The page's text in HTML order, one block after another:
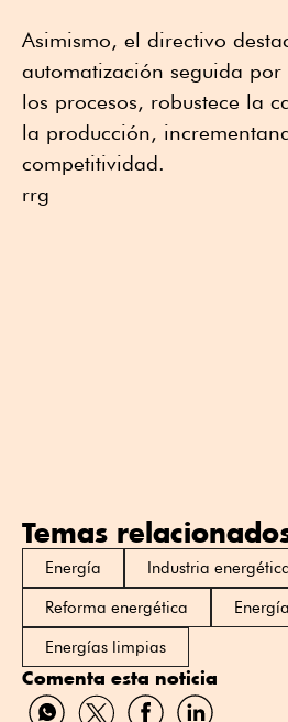
Asimismo, el directivo
automatización seguida
los procesos, robustece la
la producción,
competitividad.
rrg
Temas
Energía
Industria
Reforma energética
Energías limpias
Comenta esta noticia